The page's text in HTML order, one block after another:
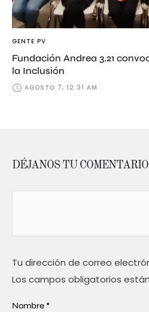
GENTE PV
Fundación Andrea 3.21
la Inclusión
AGOSTO 7, 12:31 AM
DÉJANOS TU COMENTARIO
Tu dirección de correo
Los campos obligatorios
Nombre *